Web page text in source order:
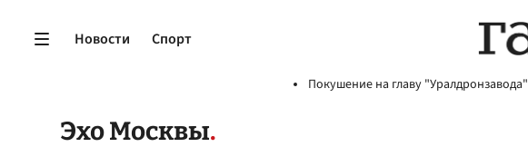
Новости Спорт
Покушение на главу "Уралдронзавода"
Эхо Москвы